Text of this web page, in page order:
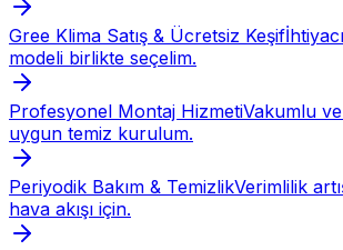
Gree Klima Satış & Ücretsiz Keşif
modeli birlikte seçelim.
Profesyonel Montaj HizmetiVakumlu
uygun temiz kurulum.
Periyodik Bakım & TemizlikVerimlilik
hava akışı için.